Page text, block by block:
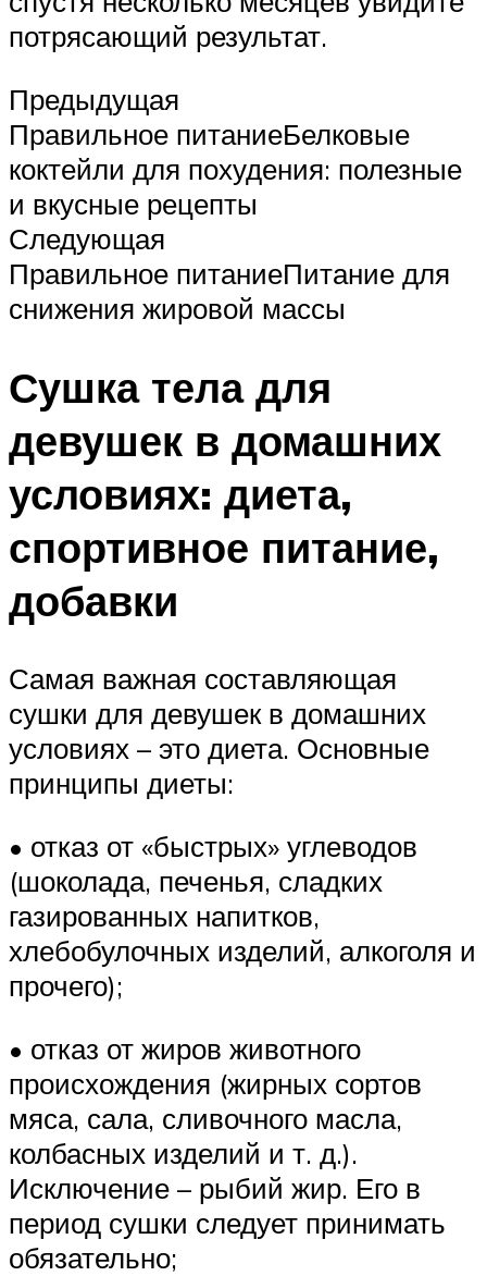
потрясающий результат.
Предыдущая
Правильное питаниеБелковые
коктейли для похудения: полезные
и вкусные рецепты
Следующая
Правильное питаниеПитание для
снижения жировой массы
Сушка тела для
девушек в домашних
условиях: диета,
спортивное питание,
добавки
Самая важная составляющая
сушки для девушек в домашних
условиях – это диета. Основные
принципы диеты:
• отказ от «быстрых» углеводов
(шоколада, печенья, сладких
газированных напитков,
хлебобулочных изделий, алкоголя и
прочего);
• отказ от жиров животного
происхождения (жирных сортов
мяса, сала, сливочного масла,
колбасных изделий и т. д.).
Исключение – рыбий жир. Его в
период сушки следует принимать
обязательно;